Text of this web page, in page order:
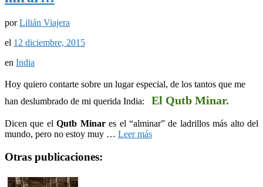
porLilián Viajera
el 12 diciembre, 2015
en India
Hoy quiero contarte sobre un lugar especial, de los tantos que me
han deslumbrado de mi querida India: El Qutb Minar.
Dicen que elQutb Minares el “alminar” de ladrillos más alto del
mundo, pero no estoy muy … Leer más
Otras publicaciones: